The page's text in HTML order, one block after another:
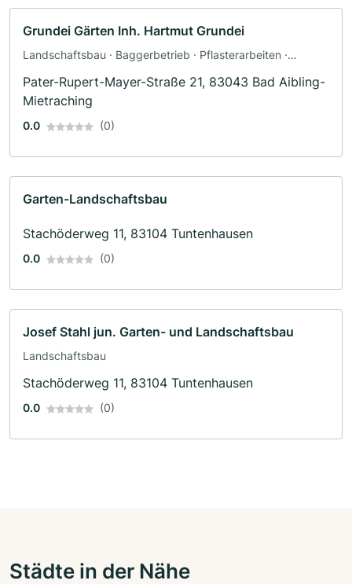
Grundei Gärten Inh. Hartmut Grundei
Landschaftsbau · Baggerbetrieb · Pflasterarbeiten ·
Pater-Rupert-Mayer-Straße 21, 83043 Bad Aibling-
Mietraching
0.0 (0)
Garten-Landschaftsbau
Stachöderweg 11, 83104 Tuntenhausen
0.0 (0)
Josef Stahl jun. Garten- und Landschaftsbau
Landschaftsbau
Stachöderweg 11, 83104 Tuntenhausen
0.0 (0)
Städte in der Nähe